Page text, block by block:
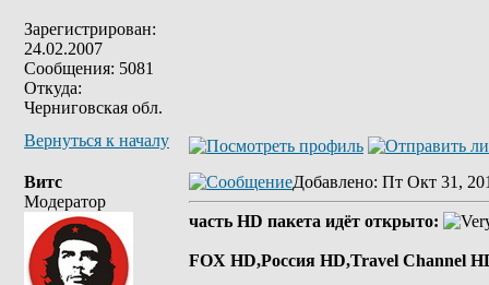
Зарегистрирован:
24.02.2007
Сообщения: 5081
Откуда:
Черниговская обл.
Вернуться к началу
Витс
Модератор
Добавлено: Пт Окт 31,
часть HD пакета идёт открыто:
FOX HD,Россия HD,Travel Channel